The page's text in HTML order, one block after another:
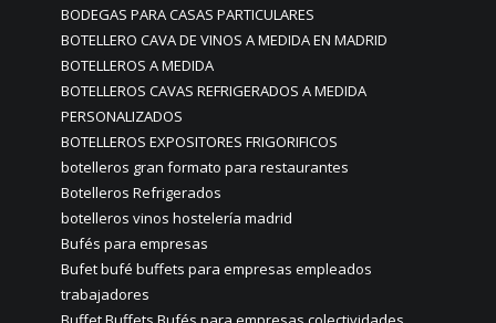
BODEGAS PARA CASAS PARTICULARES
BOTELLERO CAVA DE VINOS A MEDIDA EN MADRID
BOTELLEROS A MEDIDA
BOTELLEROS CAVAS REFRIGERADOS A MEDIDA
PERSONALIZADOS
BOTELLEROS EXPOSITORES FRIGORIFICOS
botelleros gran formato para restaurantes
Botelleros Refrigerados
botelleros vinos hostelería madrid
Bufés para empresas
Bufet bufé buffets para empresas empleados
trabajadores